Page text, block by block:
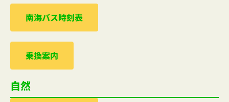
南海バス時刻表
乗換案内
自然